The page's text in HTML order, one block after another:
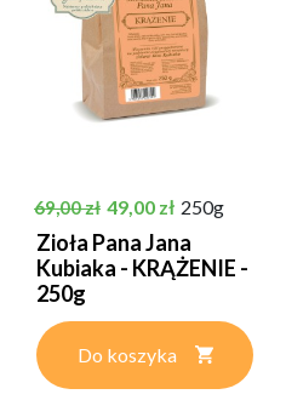
Cena podstawowa
69,00 zł Cena
49,00 zł 250g
Zioła Pana Jana
Kubiaka - KRĄŻENIE -
250g
Do koszyka